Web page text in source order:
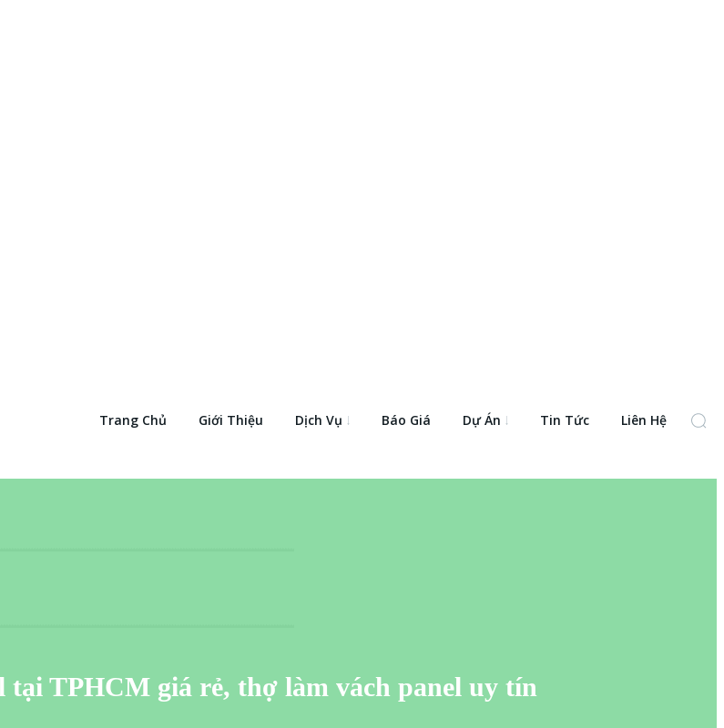
Trang Chủ Giới Thiệu Dịch Vụ Báo Giá Dự Án Tin Tức Liên Hệ
tại TPHCM giá rẻ, thợ làm vách panel uy tín